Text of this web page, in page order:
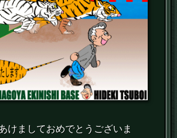
けましておめでとうございま